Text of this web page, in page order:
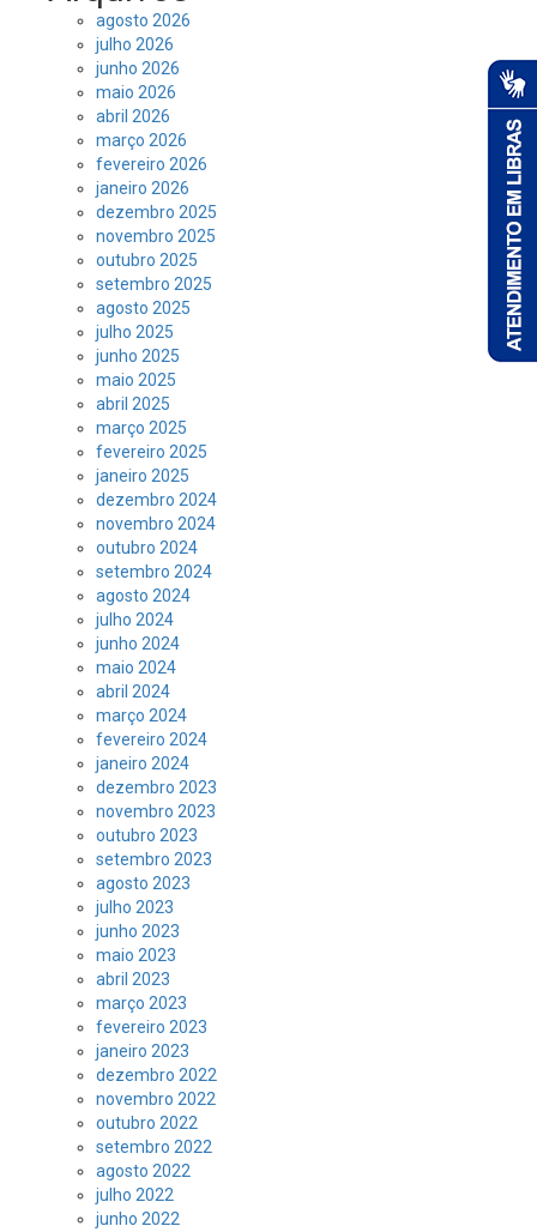
agosto 2026
julho 2026
junho 2026
maio 2026
abril 2026
março 2026
fevereiro 2026
janeiro 2026
dezembro 2025
novembro 2025
outubro 2025
setembro 2025
agosto 2025
julho 2025
junho 2025
maio 2025
abril 2025
março 2025
fevereiro 2025
janeiro 2025
dezembro 2024
novembro 2024
outubro 2024
setembro 2024
agosto 2024
julho 2024
junho 2024
maio 2024
abril 2024
março 2024
fevereiro 2024
janeiro 2024
dezembro 2023
novembro 2023
outubro 2023
setembro 2023
agosto 2023
julho 2023
junho 2023
maio 2023
abril 2023
março 2023
fevereiro 2023
janeiro 2023
dezembro 2022
novembro 2022
outubro 2022
setembro 2022
agosto 2022
julho 2022
junho 2022